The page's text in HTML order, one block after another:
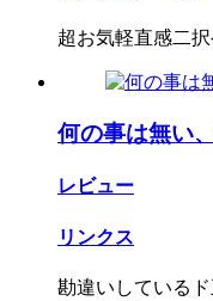
超お気軽直感二
何の事は無い
レビュー
リンクス
勘違いしているド